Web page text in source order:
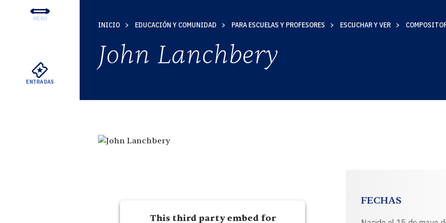
MENÚ
ENTRADAS
CONCIERTOS Y ENTRADAS
EDUCACIÓN Y COMUNIDAD
APOYO
ALQUILERES MEYERSON
INICIO EDUCACIÓN Y COMUNIDAD PARA ESCUELAS Y PROFESORES ESCUCHAR Y VER
John Lanchbery
FECHAS
This third party embed for